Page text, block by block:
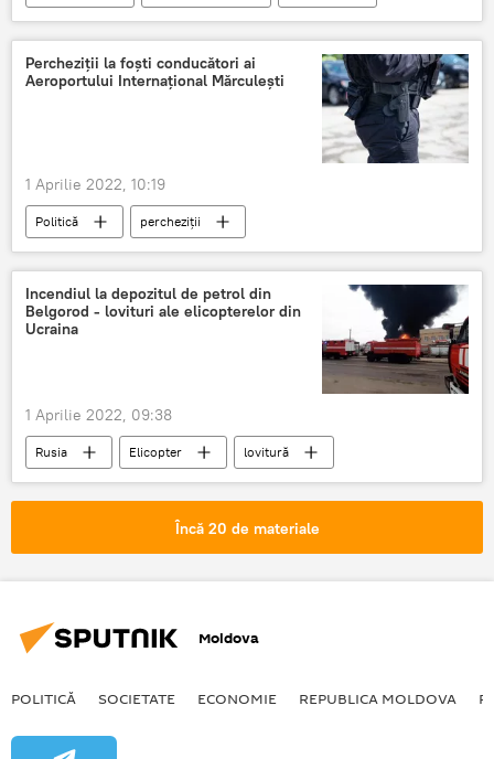
temperatura maximă
Temperaturi înalte
Percheziții la foști conducători ai
Aeroportului Internațional Mărculești
1 Aprilie 2022, 10:19
Politică
percheziții
Percheziții în Moldova
Incendiul la depozitul de petrol din
Belgorod - lovituri ale elicopterelor din
Ucraina
1 Aprilie 2022, 09:38
Rusia Elicopter
lovitură
Ucraina
Încă 20 de materiale
Moldova
POLITICĂ SOCIETATE ECONOMIE REPUBLICA MOLDOVA